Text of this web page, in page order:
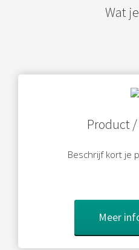
Wat
Product
Beschrijf kort je
Meer